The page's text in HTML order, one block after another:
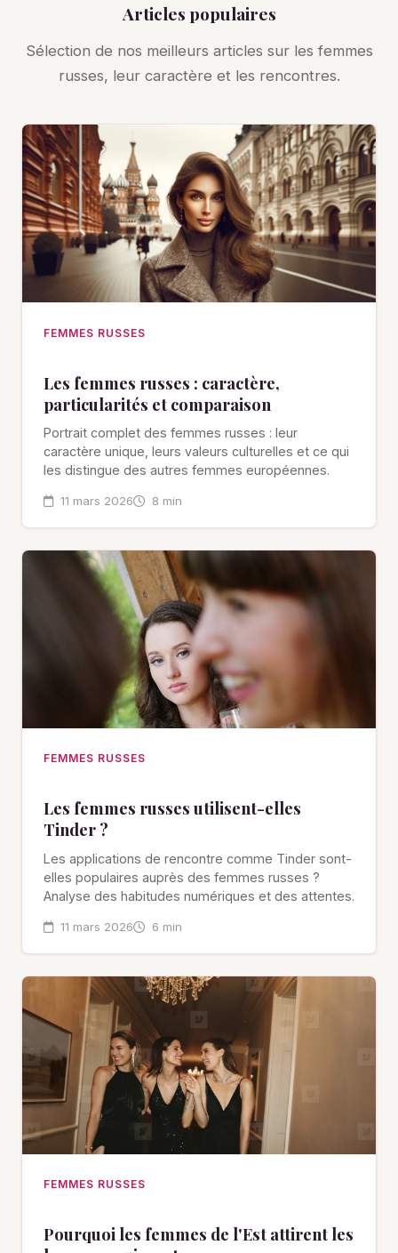
Articles populaires
Sélection de nos meilleurs articles sur les femmes
russes, leur caractère et les rencontres.
FEMMES RUSSES
Les femmes russes : caractère,
particularités et comparaison
Portrait complet des femmes russes : leur
caractère unique, leurs valeurs culturelles et ce qui
les distingue des autres femmes européennes.
11 mars 2026 8 min
FEMMES RUSSES
Les femmes russes utilisent-elles
Tinder ?
Les applications de rencontre comme Tinder sont-
elles populaires auprès des femmes russes ?
Analyse des habitudes numériques et des attentes.
11 mars 2026 6 min
FEMMES RUSSES
Pourquoi les femmes de l'Est attirent les